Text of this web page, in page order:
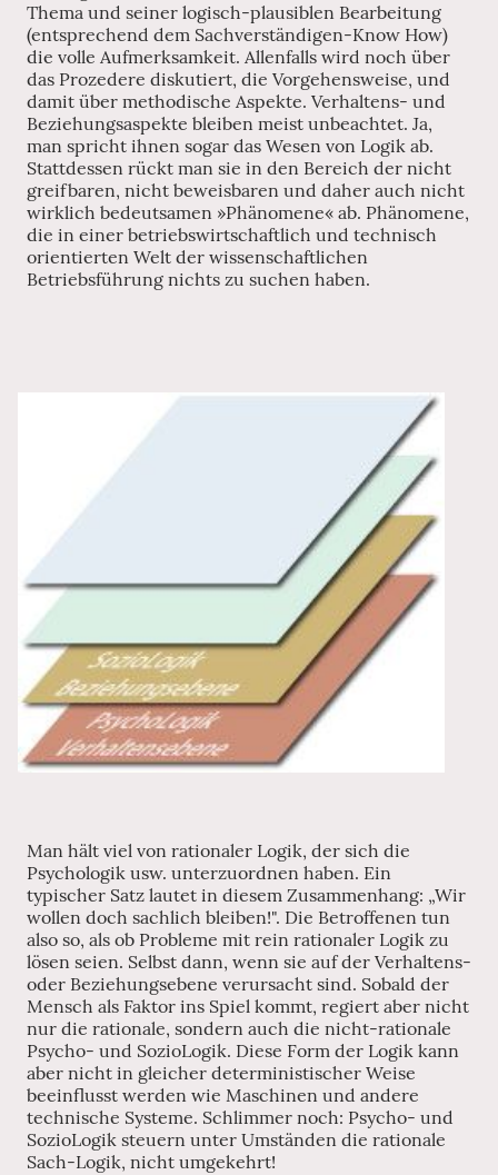
Thema und seiner logisch-plausiblen Bearbeitung
(entsprechend dem Sachverständigen-Know How)
die volle Aufmerksamkeit. Allenfalls wird noch über
das Prozedere diskutiert, die Vorgehensweise, und
damit über methodische Aspekte. Verhaltens- und
Beziehungsaspekte bleiben meist unbeachtet. Ja,
man spricht ihnen sogar das Wesen von Logik ab.
Stattdessen rückt man sie in den Bereich der nicht
greifbaren, nicht beweisbaren und daher auch nicht
wirklich bedeutsamen »Phänomene« ab. Phänomene,
die in einer betriebswirtschaftlich und technisch
orientierten Welt der wissenschaftlichen
Betriebsführung nichts zu suchen haben.
Man hält viel von rationaler Logik, der sich die
Psychologik usw. unterzuordnen haben. Ein
typischer Satz lautet in diesem Zusammenhang: „Wir
wollen doch sachlich bleiben!". Die Betroffenen tun
also so, als ob Probleme mit rein rationaler Logik zu
lösen seien. Selbst dann, wenn sie auf der Verhaltens-
oder Beziehungsebene verursacht sind. Sobald der
Mensch als Faktor ins Spiel kommt, regiert aber nicht
nur die rationale, sondern auch die nicht-rationale
Psycho- und SozioLogik. Diese Form der Logik kann
aber nicht in gleicher deterministischer Weise
beeinflusst werden wie Maschinen und andere
technische Systeme. Schlimmer noch: Psycho- und
SozioLogik steuern unter Umständen die rationale
Sach-Logik, nicht umgekehrt!